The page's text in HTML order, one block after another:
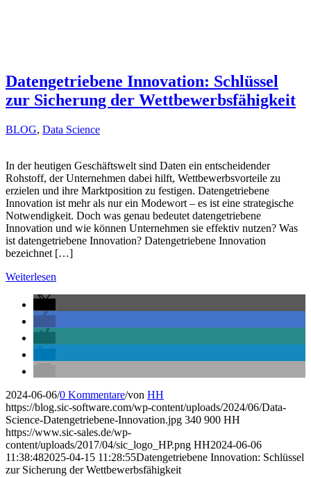
Datengetriebene Innovation: Schlüssel
zur Sicherung der Wettbewerbsfähigkeit
BLOG, Data Science
In der heutigen Geschäftswelt sind Daten ein entscheidender
Rohstoff, der Unternehmen dabei hilft, Wettbewerbsvorteile zu
erzielen und ihre Marktposition zu festigen. Datengetriebene
Innovation ist mehr als nur ein Modewort – es ist eine strategische
Notwendigkeit. Doch was genau bedeutet datengetriebene
Innovation und wie können Unternehmen sie effektiv nutzen? Was
ist datengetriebene Innovation? Datengetriebene Innovation
bezeichnet […]
Weiterlesen
2024-06-06/0 Kommentare/von HH
https://blog.sic-software.com/wp-content/uploads/2024/06/Data-
Science-Datengetriebene-Innovation.jpg 340 900 HH
https://www.sic-sales.de/wp-
content/uploads/2017/04/sic_logo_HP.png HH2024-06-06
11:38:482025-04-15 11:28:55Datengetriebene Innovation: Schlüssel
zur Sicherung der Wettbewerbsfähigkeit